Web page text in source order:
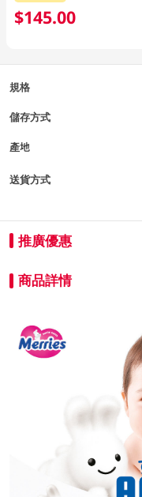
$145.00
規格
儲存方式
產地
送貨方式
推廣優惠
商品詳情